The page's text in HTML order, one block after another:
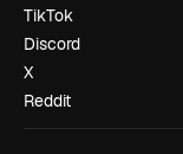
TikTok
Discord
X
Reddit